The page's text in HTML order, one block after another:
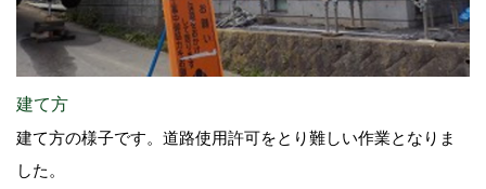
建て方
建て方の様子です。道路使用許可をとり難しい作業となりま
した。